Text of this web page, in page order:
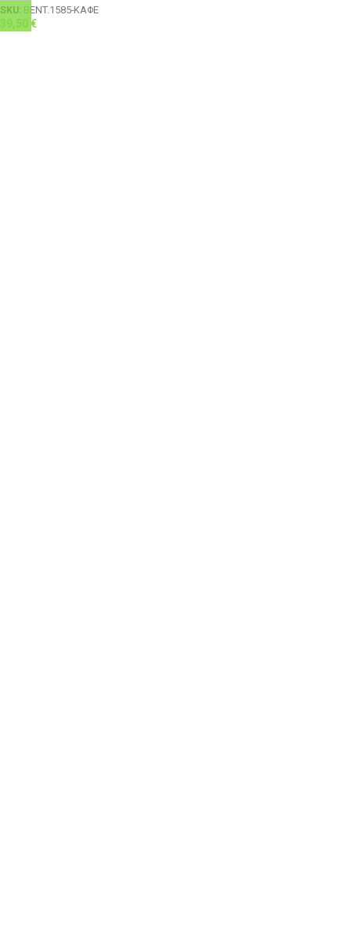
SKU: BENT.1585-ΚΑΦΕ
39,50 €